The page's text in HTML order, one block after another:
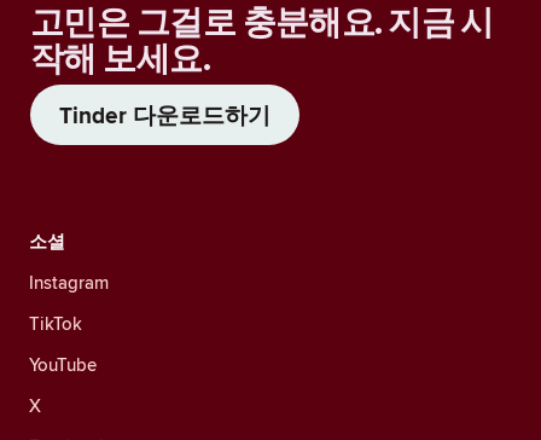
고민은 그걸로 충분해요. 지금 시
작해 보세요.
Tinder 다운로드하기
소셜
Instagram
TikTok
YouTube
X